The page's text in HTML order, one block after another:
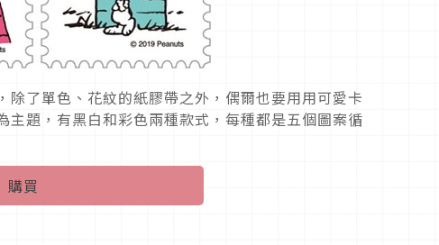
了單色、花紋的紙膠帶之外，偶爾也要用用可愛卡
題，有黑白和彩色兩種款式，每種都是五個圖案循
購買